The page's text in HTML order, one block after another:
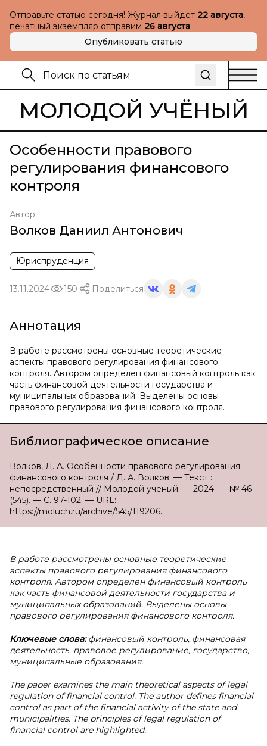
Отправьте статью сегодня! Журнал выйдет 22 августа,
печатный экземпляр отправим 26 августа
Опубликовать статью
МОЛОДОЙ УЧЁНЫЙ
Особенности правового
регулирования финансового
контроля
Автор
Волков Даниил Антонович
Юриспруденция
13.11.2024 150 Поделиться
Аннотация
В работе рассмотрены основные теоретические
аспекты правового регулирования финансового
контроля. Автором определен финансовый контроль как
часть финансовой деятельности государства и
муниципальных образований. Выделены основы
правового регулирования финансового контроля.
Библиографическое описание
Волков, Д. А. Особенности правового регулирования
финансового контроля / Д. А. Волков. — Текст :
непосредственный // Молодой ученый. — 2024. — № 46
(545). — С. 97-102. — URL:
https://moluch.ru/archive/545/119206.
В работе рассмотрены основные теоретические
аспекты правового регулирования финансового
контроля. Автором определен финансовый контроль
как часть финансовой деятельности государства и
муниципальных образований. Выделены основы
правового регулирования финансового контроля.
Ключевые слова:финансовый контроль, финансовая
деятельность, правовое регулирование, государство,
муниципальные образования.
The paper examines the main theoretical aspects of legal
regulation of financial control. The author defines financial
control as part of the financial activity of the state and
municipalities. The principles of legal regulation of
financial control are highlighted.